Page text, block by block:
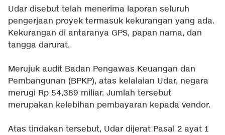
Udar disebut telah menerima laporan seluruh
pengerjaan proyek termasuk kekurangan yang ada.
Kekurangan di antaranya GPS, papan nama, dan
tangga darurat.
Merujuk audit Badan Pengawas Keuangan dan
Pembangunan (BPKP), atas kelalaian Udar, negara
merugi Rp 54,389 miliar. Jumlah tersebut
merupakan kelebihan pembayaran kepada vendor.
Atas tindakan tersebut, Udar dijerat Pasal 2 ayat 1